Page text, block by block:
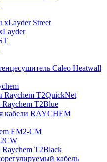
xLayder Street
Caleo Heatwall
Raychem T2QuickNet
T2Blue
кабели RAYCHEM
EM2-CM
T2Black
кабель